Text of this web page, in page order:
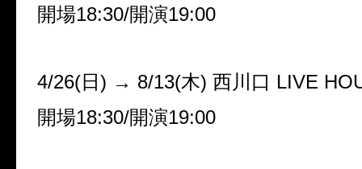
開場18:30/開演19:00
4/26(日 ) → 8/13(木) 西川口 LIVE
開場18:30/開演19:00